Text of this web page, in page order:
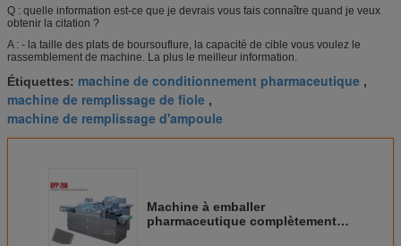
Q : quelle information est-ce que je devrais vous fais connaître quand je veux
obtenir la citation ?
A : - la taille des plats de boursouflure, la capacité de cible vous voulez le
rassemblement de machine. La plus le meilleur information.
Étiquettes: machine de conditionnement pharmaceutique ,
machine de remplissage de fiole ,
machine de remplissage d'ampoule
Machine à emballer
pharmaceutique complètement